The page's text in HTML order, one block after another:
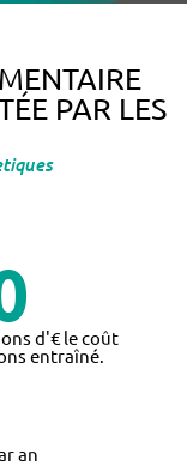
PAR LES
d'€ le coût
entraîné.
an